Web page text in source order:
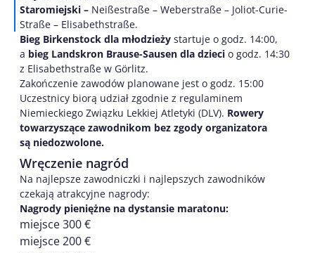
Staromiejski – Neißestraße – Weberstraße – Joliot-Curie-
Straße – Elisabethstraße.
Bieg Birkenstock dla młodzieży startuje o godz. 14:00,
a bieg Landskron Brause-Sausen dla dzieci o godz. 14:30
z Elisabethstraße w Görlitz.
Zakończenie zawodów planowane jest o godz. 15:00
Uczestnicy biorą udział zgodnie z regulaminem
Niemieckiego Związku Lekkiej Atletyki (DLV). Rowery
towarzyszące zawodnikom bez zgody organizatora
są niedozwolone.
Wręczenie nagród
Na najlepsze zawodniczki i najlepszych zawodników
czekają atrakcyjne nagrody:
Nagrody pieniężne na dystansie maratonu:
miejsce 300 €
miejsce 200 €